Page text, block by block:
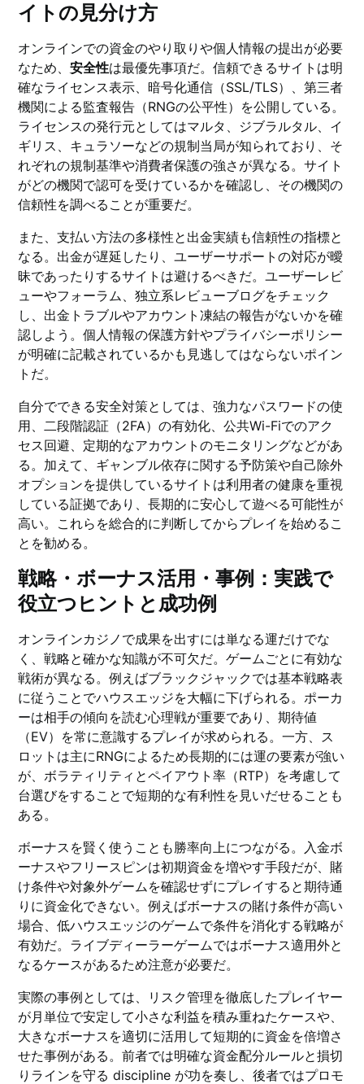
イトの見分け方
オンラインでの資金のやり取りや個人情報の提出が必要
なため、安全性は最優先事項だ。信頼できるサイトは明
確なライセンス表示、暗号化通信（SSL/TLS）、第三者
機関による監査報告（RNGの公平性）を公開している。
ライセンスの発行元としてはマルタ、ジブラルタル、イ
ギリス、キュラソーなどの規制当局が知られており、そ
れぞれの規制基準や消費者保護の強さが異なる。サイト
がどの機関で認可を受けているかを確認し、その機関の
信頼性を調べることが重要だ。
また、支払い方法の多様性と出金実績も信頼性の指標と
なる。出金が遅延したり、ユーザーサポートの対応が曖
昧であったりするサイトは避けるべきだ。ユーザーレビ
ューやフォーラム、独立系レビューブログをチェック
し、出金トラブルやアカウント凍結の報告がないかを確
認しよう。個人情報の保護方針やプライバシーポリシー
が明確に記載されているかも見逃してはならないポイン
トだ。
自分でできる安全対策としては、強力なパスワードの使
用、二段階認証（2FA）の有効化、公共Wi-Fiでのアク
セス回避、定期的なアカウントのモニタリングなどがあ
る。加えて、ギャンブル依存に関する予防策や自己除外
オプションを提供しているサイトは利用者の健康を重視
している証拠であり、長期的に安心して遊べる可能性が
高い。これらを総合的に判断してからプレイを始めるこ
とを勧める。
戦略・ボーナス活用・事例：実践で
役立つヒントと成功例
オンラインカジノで成果を出すには単なる運だけでな
く、戦略と確かな知識が不可欠だ。ゲームごとに有効な
戦術が異なる。例えばブラックジャックでは基本戦略表
に従うことでハウスエッジを大幅に下げられる。ポーカ
ーは相手の傾向を読む心理戦が重要であり、期待値
（EV）を常に意識するプレイが求められる。一方、ス
ロットは主にRNGによるため長期的には運の要素が強い
が、ボラティリティとペイアウト率（RTP）を考慮して
台選びをすることで短期的な有利性を見いだせることも
ある。
ボーナスを賢く使うことも勝率向上につながる。入金ボ
ーナスやフリースピンは初期資金を増やす手段だが、賭
け条件や対象外ゲームを確認せずにプレイすると期待通
りに資金化できない。例えばボーナスの賭け条件が高い
場合、低ハウスエッジのゲームで条件を消化する戦略が
有効だ。ライブディーラーゲームではボーナス適用外と
なるケースがあるため注意が必要だ。
実際の事例としては、リスク管理を徹底したプレイヤー
が月単位で安定して小さな利益を積み重ねたケースや、
大きなボーナスを適切に活用して短期的に資金を倍増さ
せた事例がある。前者では明確な資金配分ルールと損切
りラインを守る discipline が功を奏し、後者ではプロモ